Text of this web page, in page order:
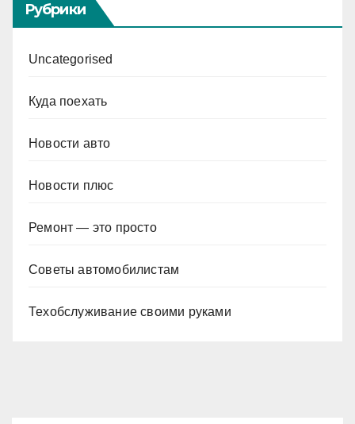
Рубрики
Uncategorised
Куда поехать
Новости авто
Новости плюс
Ремонт — это просто
Советы автомобилистам
Техобслуживание своими руками